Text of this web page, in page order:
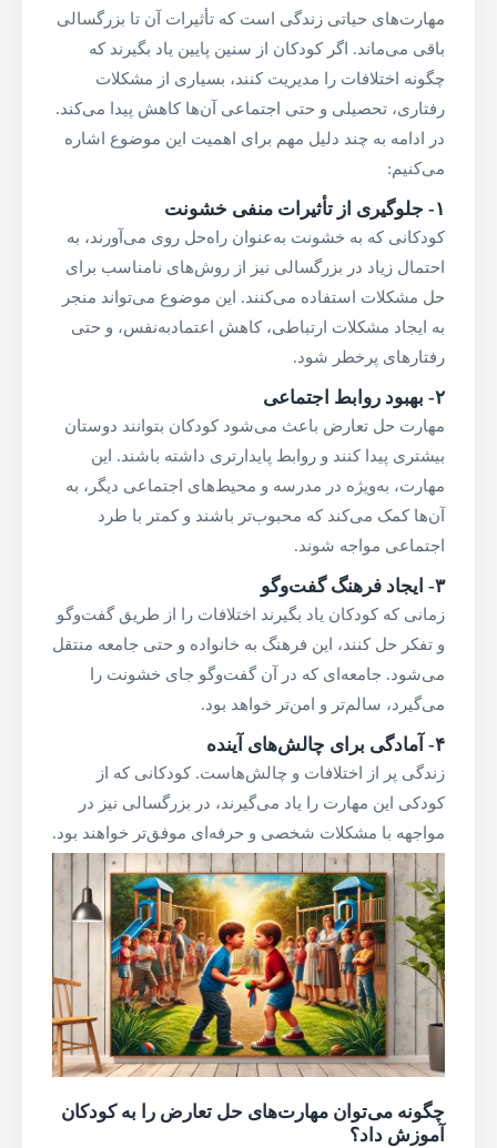
مهارت‌های حیاتی زندگی است که تأثیرات آن تا بزرگسالی
باقی می‌ماند. اگر کودکان از سنین پایین یاد بگیرند که
چگونه اختلافات را مدیریت کنند، بسیاری از مشکلات
رفتاری، تحصیلی و حتی اجتماعی آن‌ها کاهش پیدا می‌کند.
در ادامه به چند دلیل مهم برای اهمیت این موضوع اشاره
می‌کنیم:
۱- جلوگیری از تأثیرات منفی خشونت
کودکانی که به خشونت به‌عنوان راه‌حل روی می‌آورند، به
احتمال زیاد در بزرگسالی نیز از روش‌های نامناسب برای
حل مشکلات استفاده می‌کنند. این موضوع می‌تواند منجر
به ایجاد مشکلات ارتباطی، کاهش اعتمادبه‌نفس، و حتی
رفتارهای پرخطر شود.
۲- بهبود روابط اجتماعی
مهارت حل تعارض باعث می‌شود کودکان بتوانند دوستان
بیشتری پیدا کنند و روابط پایدارتری داشته باشند. این
مهارت، به‌ویژه در مدرسه و محیط‌های اجتماعی دیگر، به
آن‌ها کمک می‌کند که محبوب‌تر باشند و کمتر با طرد
اجتماعی مواجه شوند.
۳- ایجاد فرهنگ گفت‌وگو
زمانی که کودکان یاد بگیرند اختلافات را از طریق گفت‌وگو
و تفکر حل کنند، این فرهنگ به خانواده و حتی جامعه منتقل
می‌شود. جامعه‌ای که در آن گفت‌وگو جای خشونت را
می‌گیرد، سالم‌تر و امن‌تر خواهد بود.
۴- آمادگی برای چالش‌های آینده
زندگی پر از اختلافات و چالش‌هاست. کودکانی که از
کودکی این مهارت را یاد می‌گیرند، در بزرگسالی نیز در
مواجهه با مشکلات شخصی و حرفه‌ای موفق‌تر خواهند بود.
چگونه می‌توان مهارت‌های حل تعارض را به کودکان
آموزش داد؟